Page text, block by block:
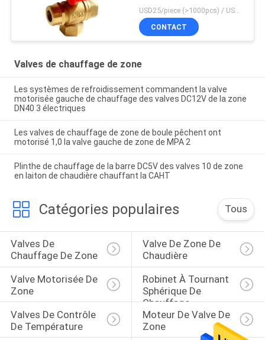
central
CONTACT
Valves de chauffage de zone
Les systèmes de refroidissement commandent la valve
motorisée gauche de chauffage des valves DC12V de la zone
DN40 3 électriques
Les valves de chauffage de zone de boule pêchent ont
motorisé 1,0 la valve gauche de zone de MPA 2
Plinthe de chauffage de la barre DC5V des valves 10 de zone
en laiton de chaudière chauffant la CAHT
Catégories populaires Tous
Valves De
Chauffage De Zone
Valve De Zone De
Chaudière
Valve Motorisée De
Zone
Robinet À Tournant
Sphérique De
Chauffage
Valves De Contrôle
De Température
Moteur De Valve De
Zone